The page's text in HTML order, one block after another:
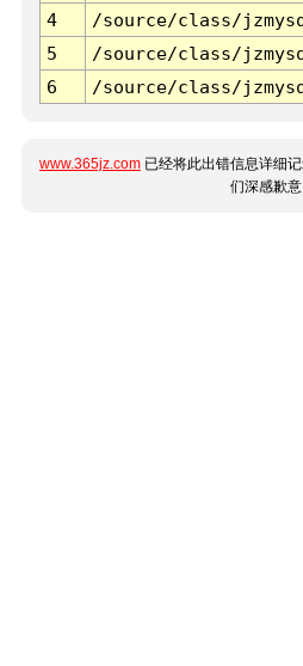
4
/source/class/
5
/source/class/
6
/source/class/
www.365jz.com 已经将此出错信息详细
们深感歉